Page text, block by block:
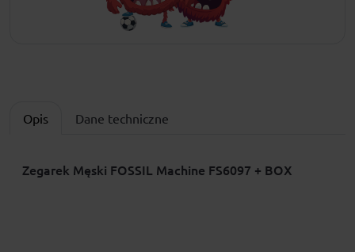
Opis Dane techniczne
Zegarek Męski FOSSIL Machine FS6097 + BOX